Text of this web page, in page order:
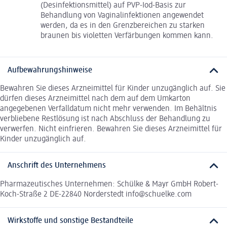
(Desinfektionsmittel) auf PVP-Iod-Basis zur
Behandlung von Vaginalinfektionen angewendet
werden, da es in den Grenzbereichen zu starken
braunen bis violetten Verfärbungen kommen kann.
Aufbewahrungshinweise
Bewahren Sie dieses Arzneimittel für Kinder unzugänglich auf. Sie
dürfen dieses Arzneimittel nach dem auf dem Umkarton
angegebenen Verfalldatum nicht mehr verwenden. Im Behältnis
verbliebene Restlösung ist nach Abschluss der Behandlung zu
verwerfen. Nicht einfrieren. Bewahren Sie dieses Arzneimittel für
Kinder unzugänglich auf.
Anschrift des Unternehmens
Pharmazeutisches Unternehmen: Schülke & Mayr GmbH Robert-
Koch-Straße 2 DE-22840 Norderstedt info@schuelke.com
Wirkstoffe und sonstige Bestandteile